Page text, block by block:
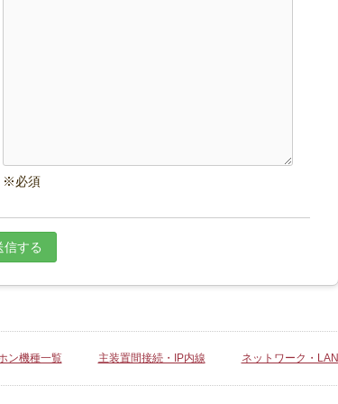
ン機種一覧 主装置間接続・IP内線 ネットワーク・LAN